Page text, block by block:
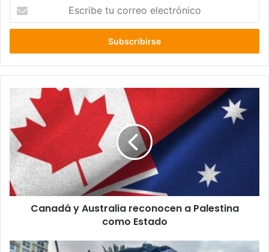
correo
Australia
reconocen
a
Palestina
como
Estado
Canadá y Australia reconocen a Palestina
como Estado
Portugal